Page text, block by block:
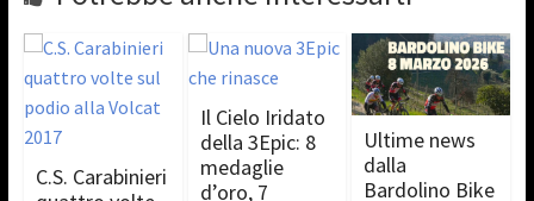
C.S. Carabinieri
Il Cielo Iridato
della 3Epic: 8
medaglie
d’oro, 7
Ultime news
dalla
Bardolino Bike